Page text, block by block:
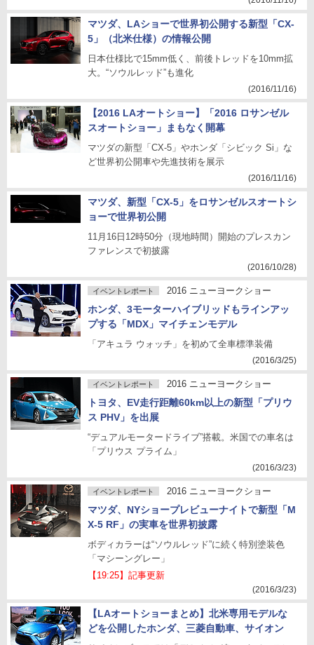
マツダ、LAショーで世界初公開する新型「CX-
5」（北米仕様）の情報公開
日本仕様比で15mm低く、前後トレッドを10mm拡
大。“ソウルレッド”も進化
(2016/11/16)
【2016 LAオートショー】「2016 ロサンゼル
スオートショー」まもなく開幕
マツダの新型「CX-5」やホンダ「シビック Si」な
ど世界初公開車や先進技術を展示
(2016/11/16)
マツダ、新型「CX-5」をロサンゼルスオートシ
ョーで世界初公開
11月16日12時50分（現地時間）開始のプレスカン
ファレンスで初披露
(2016/10/28)
イベントレポート 2016 ニューヨークショー
ホンダ、3モーターハイブリッドもラインアッ
プする「MDX」マイチェンモデル
「アキュラ ウォッチ」を初めて全車標準装備
(2016/3/25)
イベントレポート 2016 ニューヨークショー
トヨタ、EV走行距離60km以上の新型「プリウ
ス PHV」を出展
“デュアルモータードライブ”搭載。米国での車名は
「プリウス プライム」
(2016/3/23)
イベントレポート 2016 ニューヨークショー
マツダ、NYショープレビューナイトで新型「M
X-5 RF」の実車を世界初披露
ボディカラーは“ソウルレッド”に続く特別塗装色
「マシーングレー」
【19:25】記事更新
(2016/3/23)
【LAオートショーまとめ】北米専用モデルな
どを公開したホンダ、三菱自動車、サイオン